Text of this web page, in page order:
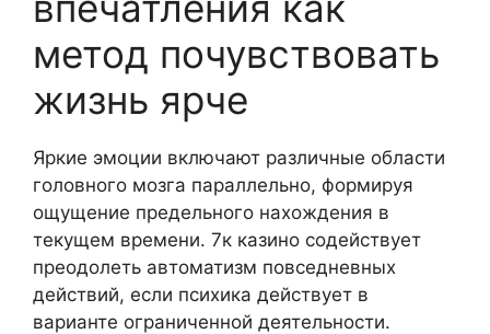
метод почувствовать
жизнь ярче
Яркие эмоции включают различные области
головного мозга параллельно, формируя
ощущение предельного нахождения в
текущем времени. 7к казино содействует
преодолеть автоматизм повседневных
действий, если психика действует в
варианте ограниченной деятельности.